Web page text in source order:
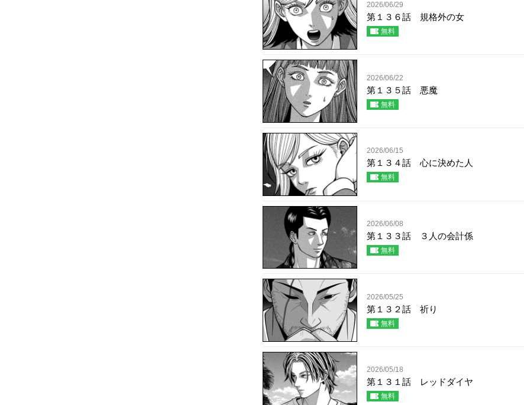
2026/06/29
第１３６話 規格外の女
無料
2026/06/22
第１３５話 悪魔
無料
2026/06/15
第１３４話 心に決めた人
無料
2026/06/08
第１３３話 ３人の会計係
無料
2026/05/25
第１３２話 祈り
無料
2026/05/18
第１３１話 レッドダイヤ
無料